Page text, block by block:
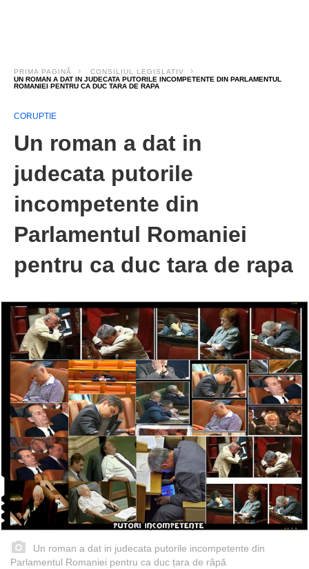
PRIMA PAGINĂ
CONSILIUL LEGISLATIV
UN ROMAN A DAT IN JUDECATA PUTORILE INCOMPETENTE DIN PARLAMENTUL
ROMANIEI PENTRU CA DUC TARA DE RAPA
CORUPTIE
Un roman a dat in
judecata putorile
incompetente din
Parlamentul Romaniei
pentru ca duc tara de rapa
Un roman a dat in judecata putorile incompetente din
Parlamentul Romaniei pentru ca duc țara de râpă